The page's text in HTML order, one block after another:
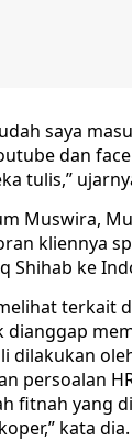
saya
dan
tulis,”
Muswira,
kliennya
Shihab ke
terkait
dilakukan
persoalan
fitnah yang
kata dia.